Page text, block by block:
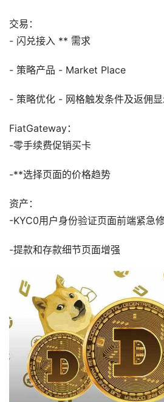
交易：
- 闪兑接入 ** 需求
- 策略产品 - Market Place
- 策略优化 - 网格触发条件及返佣
FiatGateway：
-零手续费促销买卡
-**选择页面的价格趋势
资产：
-KYC0用户身份验证页面前端紧急
-提款和存款细节页面增强